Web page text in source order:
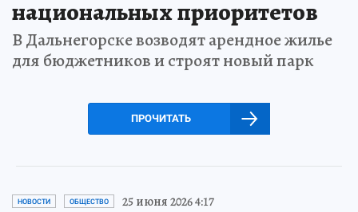
национальных приоритетов
В Дальнегорске возводят арендное жилье
для бюджетников и строят новый парк
ПРОЧИТАТЬ
НОВОСТИ ОБЩЕСТВО 25 июня 2026 4:17